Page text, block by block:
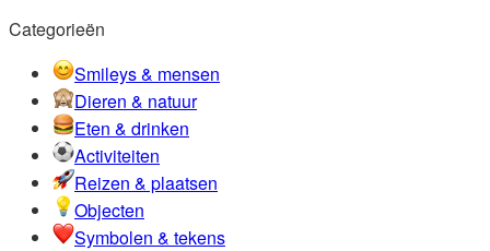
Categorieën
Smileys & mensen
Dieren & natuur
Eten & drinken
Activiteiten
Reizen & plaatsen
Objecten
Symbolen & tekens